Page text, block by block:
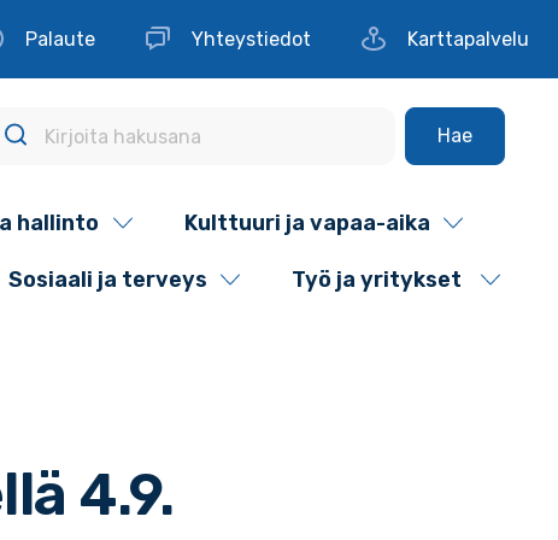
Palaute Yhteystiedot Karttapalvelu
Hae
hallinto Kulttuuri ja vapaa-aika
Sosiaali ja terveys Työ ja yritykset
4.9.